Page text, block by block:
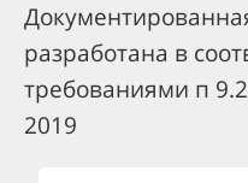
разработана в
требованиями п
2019